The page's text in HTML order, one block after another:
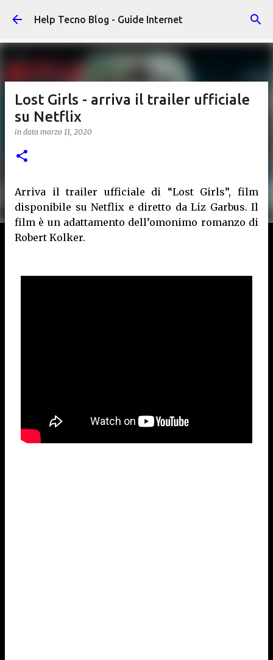
Passa ai contenuti principali
Help Tecno Blog - Guide Internet
Lost Girls - arriva il trailer ufficiale
su Netflix
in data marzo 11, 2020
Arriva il trailer ufficiale di “Lost Girls”, film
disponibile su Netflix e diretto da Liz Garbus. Il
film è un adattamento dell’omonimo romanzo di
Robert Kolker.